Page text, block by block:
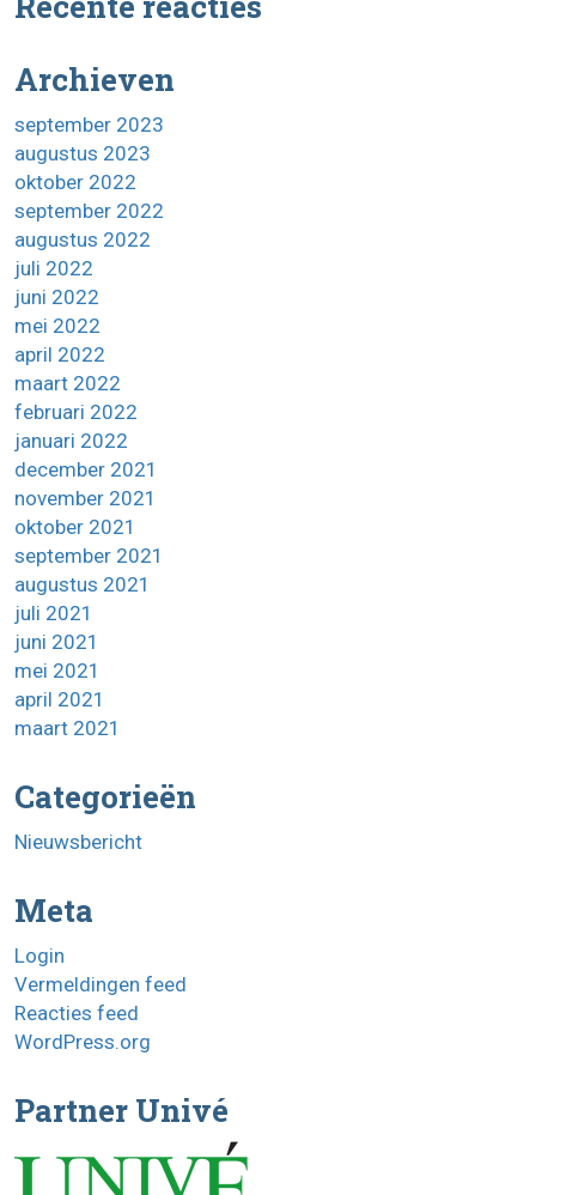
Archieven
september 2023
augustus 2023
oktober 2022
september 2022
augustus 2022
juli 2022
juni 2022
mei 2022
april 2022
maart 2022
februari 2022
januari 2022
december 2021
november 2021
oktober 2021
september 2021
augustus 2021
juli 2021
juni 2021
mei 2021
april 2021
maart 2021
Categorieën
Nieuwsbericht
Meta
Login
Vermeldingen feed
Reacties feed
WordPress.org
Partner Univé